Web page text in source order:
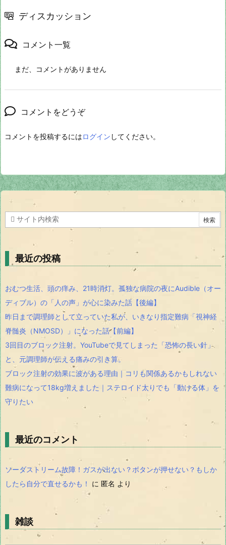
ディスカッション
コメント一覧
まだ、コメントがありません
コメントをどうぞ
コメントを投稿するにはログイン してください。
最近の投稿
おむつ生活、頭の痒み、21時消灯。孤独な病院の夜にAudible（オー
ディブル）の「人の声」が心に染みた話【後編】
昨日まで調理師として立っていた私が、いきなり指定難病「視神経
脊髄炎（NMOSD）」になった話【前編】
3回目のブロック注射。YouTubeで見てしまった「恐怖の長い針」
と、元調理師が伝える痛みの引き算。
ブロック注射の効果に波がある理由｜コリも関係あるかもしれない
難病になって18kg増えました｜ステロイド太りでも「動ける体」を
守りたい
最近のコメント
ソーダストリーム故障！ガスが出ない？ボタンが押せない？もしか
したら自分で直せるかも！
に 匿名 より
雑談